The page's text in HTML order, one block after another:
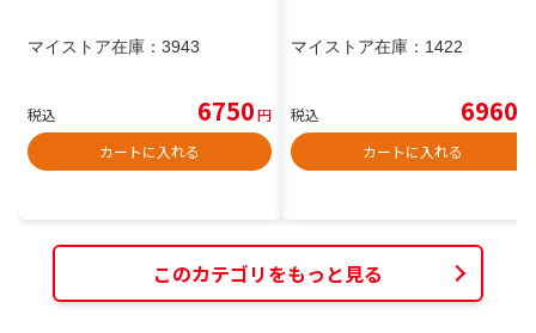
マイストア在庫： 3943
税込 6750円
カートに入れる
マイストア在庫： 1422
税込 6960
カートに入れる
このカテゴリをもっと見る